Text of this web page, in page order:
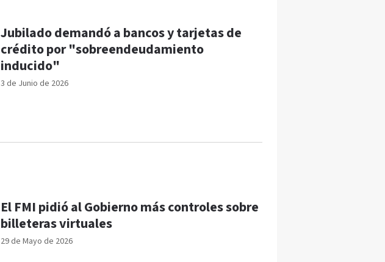
3 de Junio de 2026
Jubilado demandó a bancos y tarjetas de
crédito por "sobreendeudamiento
inducido"
29 de Mayo de 2026
El FMI pidió al Gobierno más controles sobre
billeteras virtuales